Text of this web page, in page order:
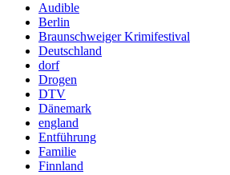
Audible
Berlin
Braunschweiger Krimifestival
Deutschland
dorf
Drogen
DTV
Dänemark
england
Entführung
Familie
Finnland